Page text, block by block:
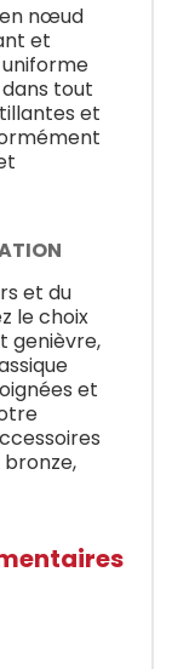
nœud
et
tout
et
et du
le choix
genièvre,
et